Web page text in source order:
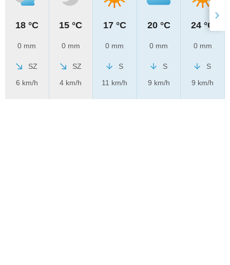
18 °C
0 mm
SZ
6 km/h
15 °C
0 mm
SZ
4 km/h
17 °C
0 mm
S
11 km/h
20 °C
0 mm
S
9 km/h
24 °C
0 mm
S
9 km/h